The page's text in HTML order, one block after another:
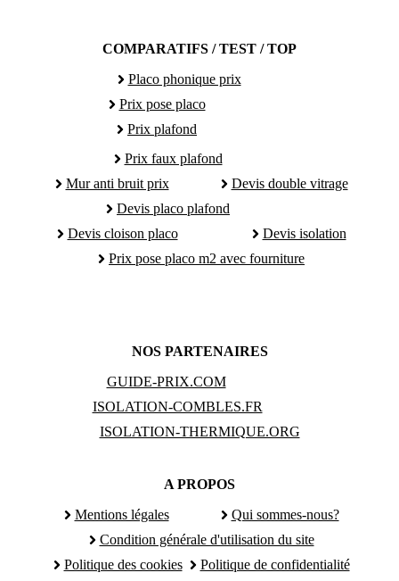
COMPARATIFS / TEST / TOP
Placo phonique prix
Prix pose placo
Prix plafond
Prix faux plafond
Mur anti bruit prix
Devis double vitrage
Devis placo plafond
Devis cloison placo
Devis isolation
Prix pose placo m2 avec fourniture
NOS PARTENAIRES
GUIDE-PRIX.COM
ISOLATION-COMBLES.FR
ISOLATION-THERMIQUE.ORG
A PROPOS
Mentions légales
Qui sommes-nous?
Condition générale d'utilisation du site
Politique des cookies
Politique de confidentialité